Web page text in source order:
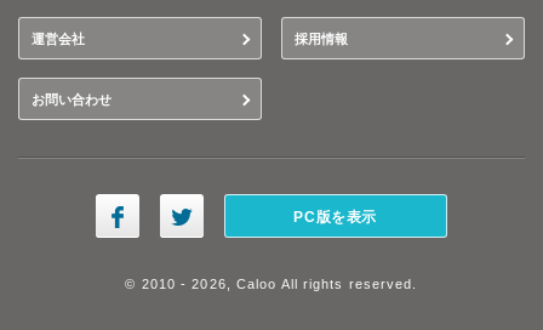
運営会社 採用情報
お問い合わせ
PC版を表示
© 2010 - 2026, Caloo All rights reserved.